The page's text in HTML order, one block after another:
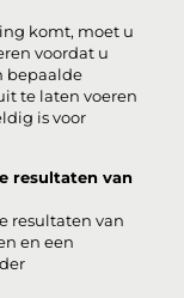
komt, moet u
voordat u
bepaalde
te laten voeren
is voor
resultaten van
resultaten van
en een